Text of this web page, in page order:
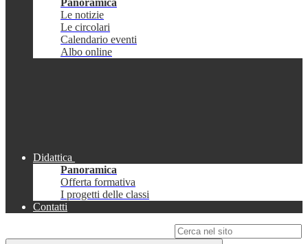
Panoramica
Le notizie
Le circolari
Calendario eventi
Albo online
Didattica
Panoramica
Offerta formativa
I progetti delle classi
Contatti